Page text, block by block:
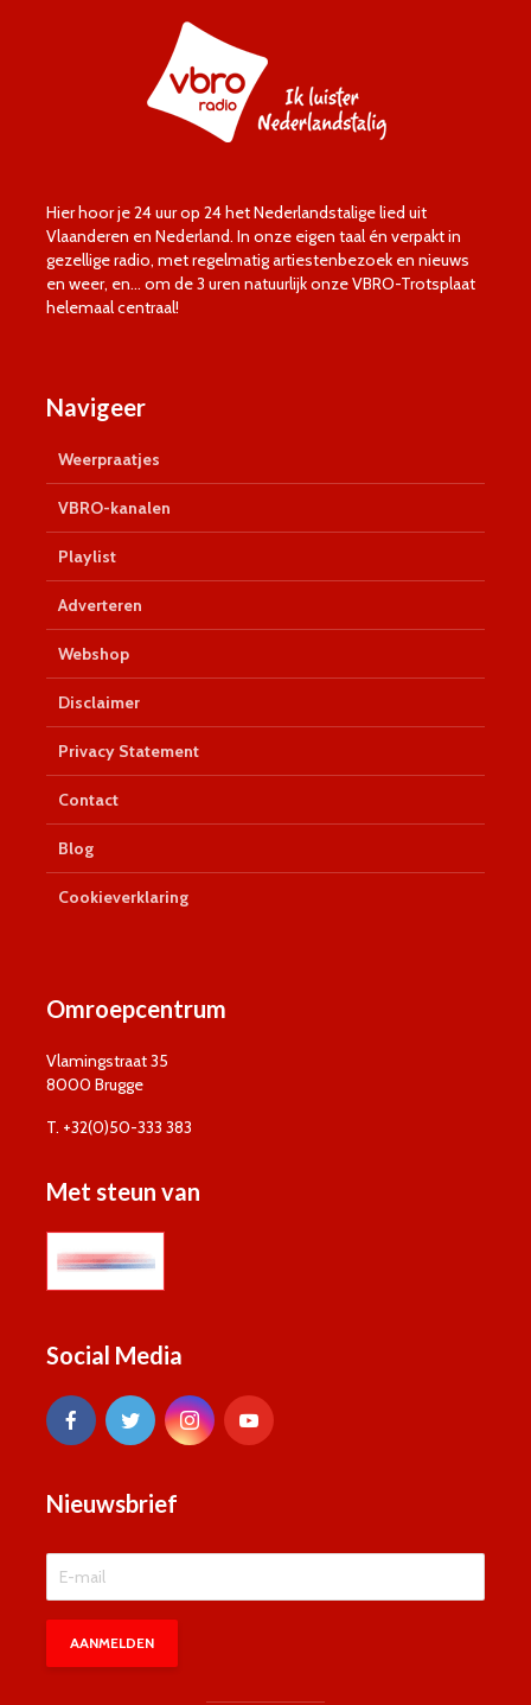
Hier hoor je 24 uur op 24 het Nederlandstalige lied uit
Vlaanderen en Nederland. In onze eigen taal én verpakt in
gezellige radio, met regelmatig artiestenbezoek en nieuws
en weer, en… om de 3 uren natuurlijk onze VBRO-Trotsplaat
helemaal centraal!
Navigeer
Weerpraatjes
VBRO-kanalen
Playlist
Adverteren
Webshop
Disclaimer
Privacy Statement
Contact
Blog
Cookieverklaring
Omroepcentrum
Vlamingstraat 35
8000 Brugge
T. +32(0)50-333 383
Met steun van
Social Media
Nieuwsbrief